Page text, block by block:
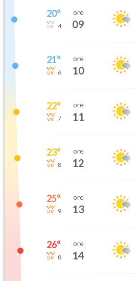
20°
4
ore
09
21°
6
ore
10
22°
7
ore
11
23°
8
ore
12
25°
9
ore
13
26°
8
ore
14